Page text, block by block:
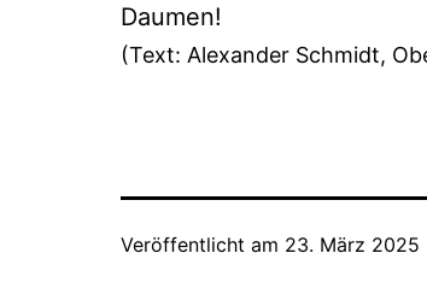
Daumen!
(Text: Alexander Schmidt,
Veröffentlicht am 23. März 2025